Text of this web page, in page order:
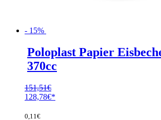
- 15%
Poloplast Papier
370cc
151,51€
Ursprünglicher
war:
128,78€
Preis
0,11€